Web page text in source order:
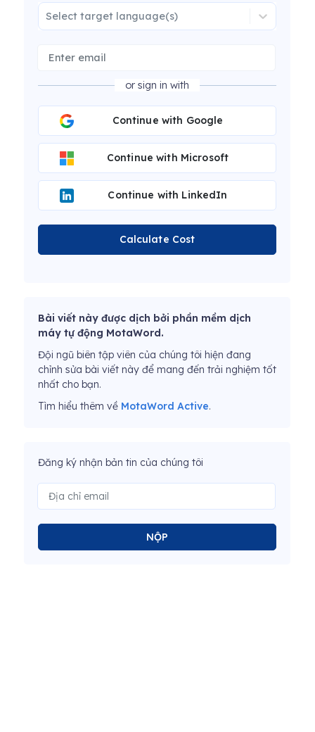
Select target language(s)
or sign in with
Continue with Google
Continue with Microsoft
Continue with LinkedIn
Calculate Cost
Bài viết này được dịch bởi phần mềm dịch
máy tự động MotaWord.
Đội ngũ biên tập viên của chúng tôi hiện đang
chỉnh sửa bài viết này để mang đến trải nghiệm tốt
nhất cho bạn.
Tìm hiểu thêm về MotaWord Active.
Đăng ký nhận bản tin của chúng tôi
NỘP